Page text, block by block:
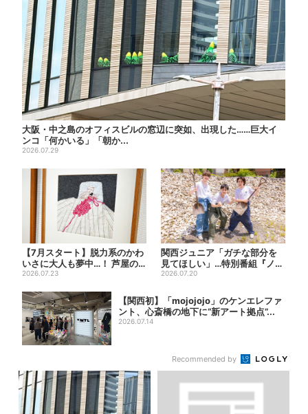
大阪・中之島のオフィスビルの窓辺に突如、出現した……巨大イ
ンコ「何かいる」「朝か...
2026.07.29
【7月スタート】脱力系のかわ
いさに大人も夢中…！ 芦屋の
美術館で「チェコ絵本」展...
2026.07.23
関西ジュニア「ガチな部分を
見てほしい」…特別番組『ノー
フィルター』大反響で第2弾...
2026.07.20
【関西初】「mojojojo」のケンエレファ
ント、心斎橋の地下に“新アート拠点”...
2026.07.14
Recommended by